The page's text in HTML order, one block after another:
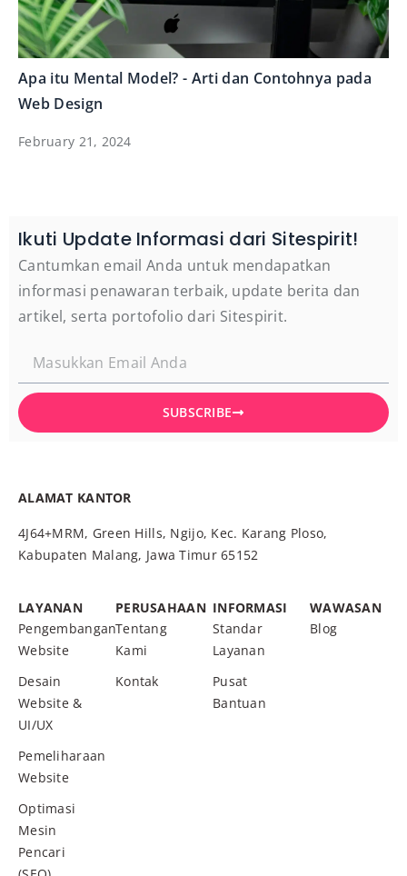
Apa itu Mental Model? - Arti dan Contohnya pada
Web Design
February 21, 2024
Ikuti Update Informasi dari Sitespirit!
Cantumkan email Anda untuk mendapatkan
informasi penawaran terbaik, update berita dan
artikel, serta portofolio dari Sitespirit.
SUBSCRIBE
ALAMAT KANTOR
4J64+MRM, Green Hills, Ngijo, Kec. Karang Ploso,
Kabupaten Malang, Jawa Timur 65152
LAYANAN
Pengembangan
Website
Desain
Website &
UI/UX
Pemeliharaan
Website
Optimasi
Mesin
Pencari
PERUSAHAAN
Tentang
Kami
Kontak
INFORMASI
Standar
Layanan
Pusat
Bantuan
WAWASAN
Blog